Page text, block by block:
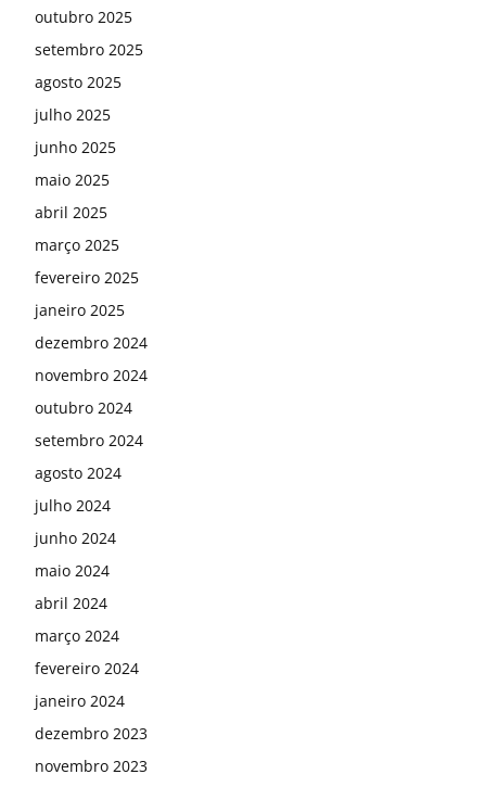
outubro 2025
setembro 2025
agosto 2025
julho 2025
junho 2025
maio 2025
abril 2025
março 2025
fevereiro 2025
janeiro 2025
dezembro 2024
novembro 2024
outubro 2024
setembro 2024
agosto 2024
julho 2024
junho 2024
maio 2024
abril 2024
março 2024
fevereiro 2024
janeiro 2024
dezembro 2023
novembro 2023